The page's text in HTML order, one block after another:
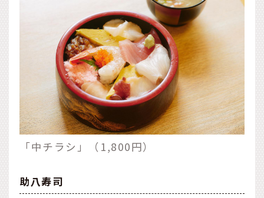
「中チラシ」（1,800円）
助八寿司